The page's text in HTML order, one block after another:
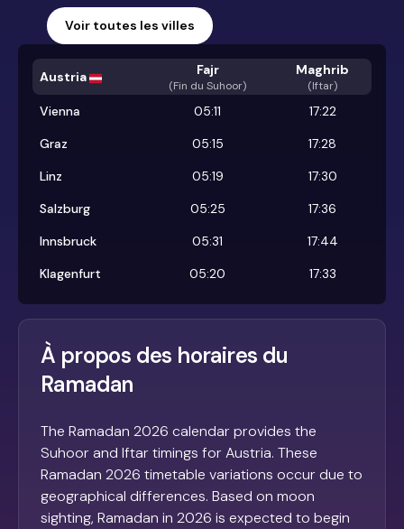
Voir toutes les villes
Austria Fajr
(Fin du Suhoor)
Maghrib
(Iftar)
Vienna 05:11
17:22
Graz
05:15
17:28
Linz
05:19
17:30
Salzburg
05:25
17:36
Innsbruck
05:31
17:44
Klagenfurt
05:20 17:33
À propos des horaires du
Ramadan
The Ramadan 2026 calendar provides the
Suhoor and Iftar timings for Austria. These
Ramadan 2026 timetable variations occur due to
geographical differences. Based on moon
sighting, Ramadan in 2026 is expected to begin